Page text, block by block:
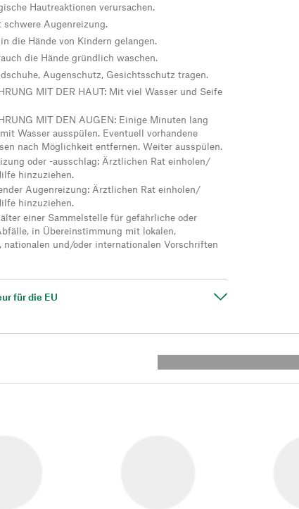
Hautreaktionen verursachen.
schwere Augenreizung.
die Hände von Kindern gelangen.
die Hände gründlich waschen.
Augenschutz, Gesichtsschutz tragen.
MIT DER HAUT: Mit viel Wasser und Seife
MIT DEN AUGEN: Einige Minuten lang
Wasser ausspülen. Eventuell vorhandene
nach Möglichkeit entfernen. Weiter ausspülen.
oder -ausschlag: Ärztlichen Rat einholen/
hinzuziehen.
Augenreizung: Ärztlichen Rat einholen/
hinzuziehen.
einer Sammelstelle für gefährliche oder
in Übereinstimmung mit lokalen,
nationalen und/oder internationalen Vorschriften
für die EU